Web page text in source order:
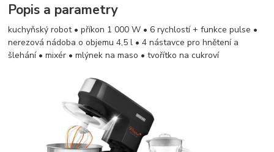
Popis a parametry
kuchyňský robot • příkon 1 000 W • 6 rychlostí + funkce pulse •
nerezová nádoba o objemu 4,5 l • 4 nástavce pro hnětení a
šlehání • mixér • mlýnek na maso • tvořítko na cukroví